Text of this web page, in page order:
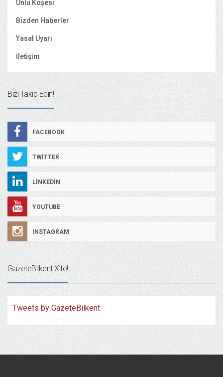
Ünlü Köşesi
Bizden Haberler
Yasal Uyarı
İletişim
Bizi Takip Edin!
FACEBOOK
TWITTER
LINKEDIN
YOUTUBE
INSTAGRAM
GazeteBilkent X’te!
Tweets by GazeteBilkent